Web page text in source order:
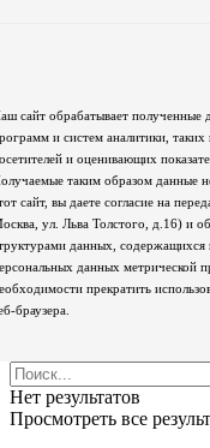
сайт обрабатывает полученные
и систем аналитики,
и оценивающих
таким образом данные
сайт, вы даете согласие на
ул. Льва Толстого, д.16) и
данных, содержащихся
данных метрической
прекратить
браузера.
Нет результатов
Просмотреть все